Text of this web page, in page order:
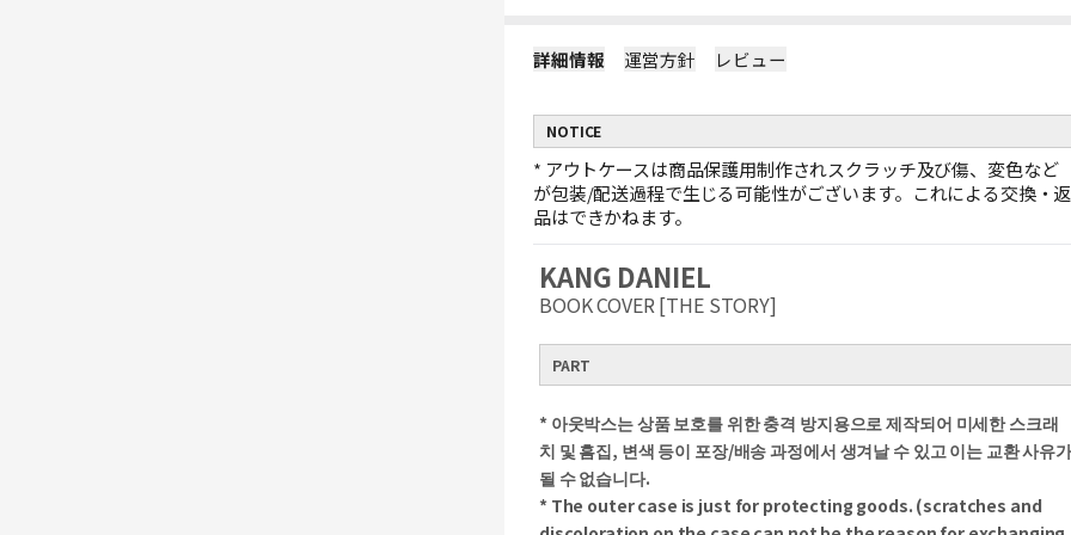
詳細情報 運営方針 レビュー
NOTICE
* アウトケースは商品保護用制作されスクラッチ及び傷、変色など
が包装/配送過程で生じる可能性がございます。これによる交換・返
品はできかねます。
KANG DANIEL
BOOK COVER [THE STORY]
PART
* 아웃박스는 상품 보호를 위한 충격 방지용으로 제작되어 미세한 스크래
치 및 흠집, 변색 등이 포장/배송 과정에서 생겨날 수 있고 이는 교환 사유가
될 수 없습니다.
* The outer case is just for protecting goods. (scratches and